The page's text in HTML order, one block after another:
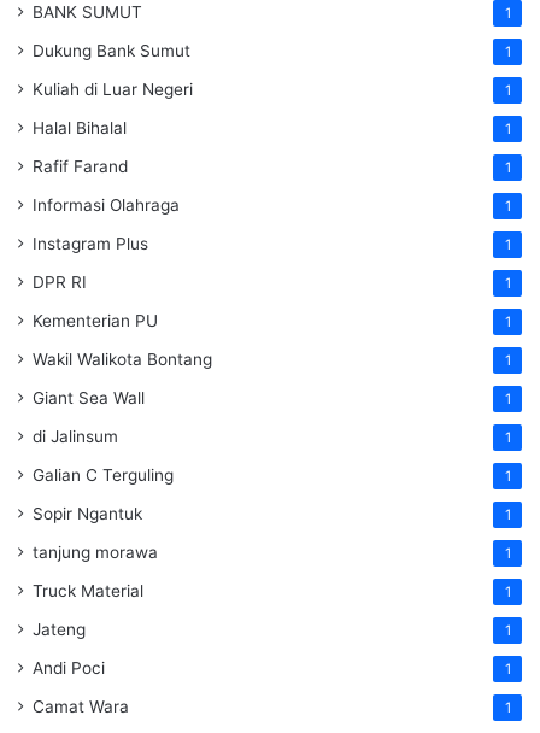
BANK SUMUT 1
Dukung Bank Sumut 1
Kuliah di Luar Negeri 1
Halal Bihalal 1
Rafif Farand 1
Informasi Olahraga 1
Instagram Plus 1
DPR RI 1
Kementerian PU 1
Wakil Walikota Bontang 1
Giant Sea Wall 1
di Jalinsum 1
Galian C Terguling 1
Sopir Ngantuk 1
tanjung morawa 1
Truck Material 1
Jateng 1
Andi Poci 1
Camat Wara 1